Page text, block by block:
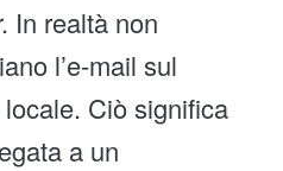
In realtà non
l’e-mail sul
Ciò significa
a un